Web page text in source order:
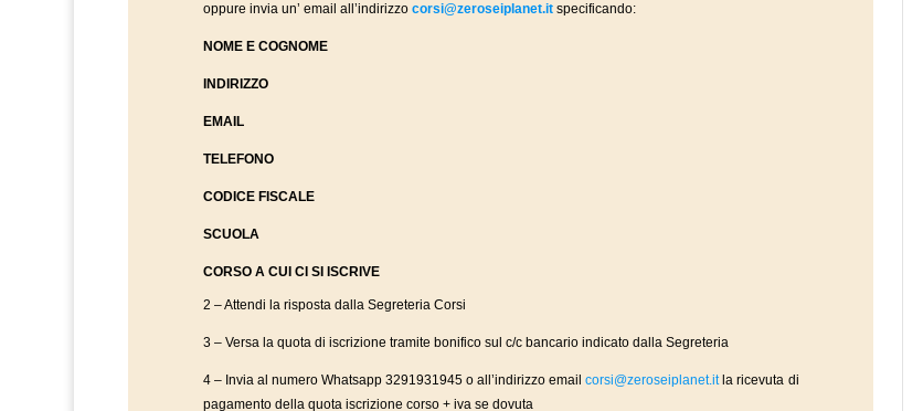
oppure invia un’ email all’indirizzo corsi@zeroseiplanet.itspecificando:
NOME E COGNOME
INDIRIZZO
EMAIL
TELEFONO
CODICE FISCALE
SCUOLA
CORSO A CUI CI SI ISCRIVE
2 – Attendi la risposta dalla Segreteria Corsi
3 – Versa la quota di iscrizione tramite bonifico sul c/c bancario indicato dalla Segreteria
4 – Invia al numero Whatsapp 3291931945 o all’indirizzo emailcorsi@zeroseiplanet.itla ricevuta di
pagamento della quota iscrizione corso + iva se dovuta